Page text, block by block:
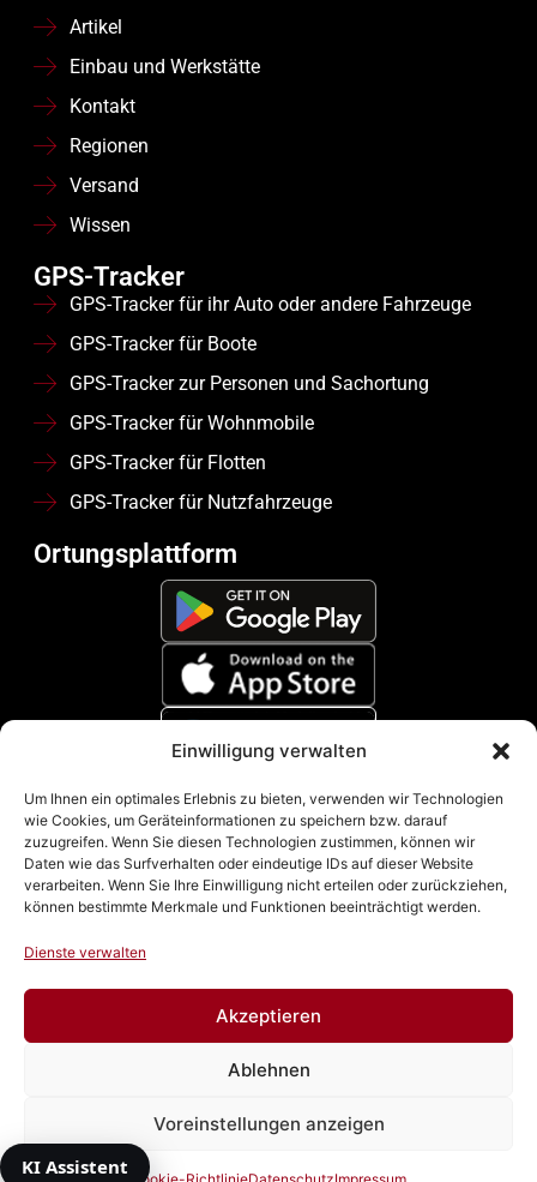
Einwilligung verwalten
Um Ihnen ein optimales Erlebnis zu bieten, verwenden wir Technologien
wie Cookies, um Geräteinformationen zu speichern bzw. darauf
zuzugreifen. Wenn Sie diesen Technologien zustimmen, können wir
Daten wie das Surfverhalten oder eindeutige IDs auf dieser Website
verarbeiten. Wenn Sie Ihre Einwilligung nicht erteilen oder zurückziehen,
können bestimmte Merkmale und Funktionen beeinträchtigt werden.
Dienste verwalten
Akzeptieren
Ablehnen
Voreinstellungen anzeigen
Artikel
Einbau und Werkstätte
Kontakt
Regionen
Versand
Wissen
GPS-Tracker
GPS-Tracker für ihr Auto oder andere Fahrzeuge
GPS-Tracker für Boote
GPS-Tracker zur Personen und Sachortung
GPS-Tracker für Wohnmobile
GPS-Tracker für Flotten
GPS-Tracker für Nutzfahrzeuge
Ortungsplattform
Zahlungsmethoden
Impressum|Datenschutz|Cookie Richtline (EU)|AGB
& Widerrufsbelehrung
Vertrag widerrufen
© 2026 Autowacht Dresden GmbH
KI Assistent